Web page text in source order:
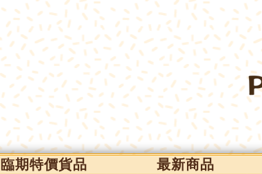
臨期特價貨品 最新商品